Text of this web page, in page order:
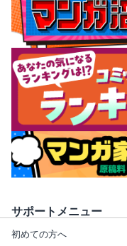
サポートメニュー
初めての方へ